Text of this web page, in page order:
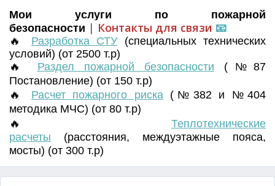
Мои услуги по пожарной
безопасности | Контакты для связи 📧
🔥 Разработка СТУ (специальных технических
условий) (от 2500 т.р)
🔥 Раздел пожарной безопасности (№87
Постановление) (от 150 т.р)
🔥 Расчет пожарного риска(№382 и №404
методика МЧС) (от 80 т.р)
🔥 Теплотехнические
расчеты (расстояния, междуэтажные пояса,
мосты) (от 300 т.р)